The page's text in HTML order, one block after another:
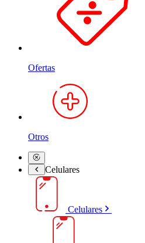
Ofertas
Otros
Celulares
Celulares